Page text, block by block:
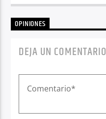
OPINIONES
DEJA UN COMENTARIO